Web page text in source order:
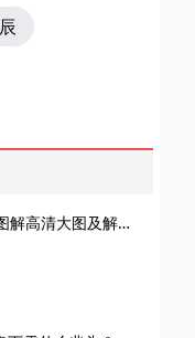
二十四香谱图解香谱，72图解高清大图及解释谱大全！